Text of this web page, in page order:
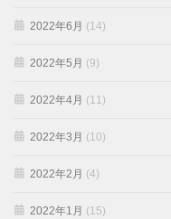
2022年6月 (14)
2022年5月 (9)
2022年4月 (11)
2022年3月 (10)
2022年2月 (4)
2022年1月 (15)